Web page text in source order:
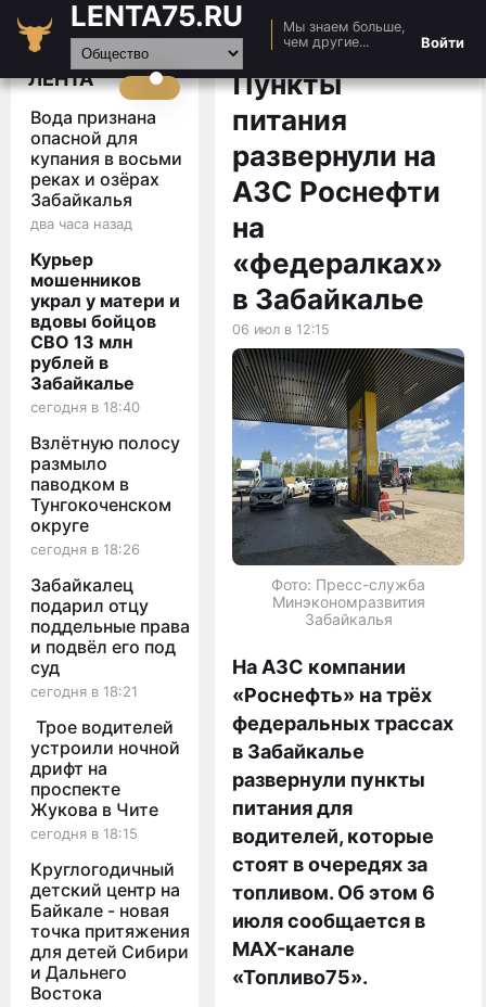
LENTA75.RU
Мы знаем больше,
чем другие...
Войти
Главная
Новости
Видео
Статьи
ЛЕНТА
Вода признана
опасной для
купания в восьми
реках и озёрах
Забайкалья
два часа назад
Курьер
мошенников
украл у матери и
вдовы бойцов
СВО 13 млн
рублей в
Забайкалье
сегодня в 18:40
Взлётную полосу
размыло
паводком в
Тунгокоченском
округе
сегодня в 18:26
Забайкалец
подарил отцу
поддельные права
и подвёл его под
суд
сегодня в 18:21
Трое водителей
устроили ночной
дрифт на
проспекте
Жукова в Чите
сегодня в 18:15
Круглогодичный
детский центр на
Байкале - новая
точка притяжения
для детей Сибири
и Дальнего
Востока
Пункты
питания
развернули на
АЗС Роснефти
на
«федералках»
в Забайкалье
06 июл в 12:15
Фото: Пресс-служба
Минэкономразвития
Забайкалья
На АЗС компании
«Роснефть» на трёх
федеральных трассах
в Забайкалье
развернули пункты
питания для
водителей, которые
стоят в очередях за
топливом. Об этом 6
июля сообщается в
MAX-канале
«Топливо75».